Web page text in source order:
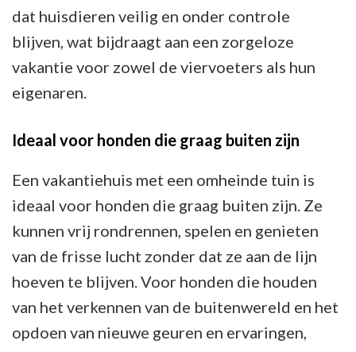
dat huisdieren veilig en onder controle
blijven, wat bijdraagt aan een zorgeloze
vakantie voor zowel de viervoeters als hun
eigenaren.
Ideaal voor honden die graag buiten zijn
Een vakantiehuis met een omheinde tuin is
ideaal voor honden die graag buiten zijn. Ze
kunnen vrij rondrennen, spelen en genieten
van de frisse lucht zonder dat ze aan de lijn
hoeven te blijven. Voor honden die houden
van het verkennen van de buitenwereld en het
opdoen van nieuwe geuren en ervaringen,